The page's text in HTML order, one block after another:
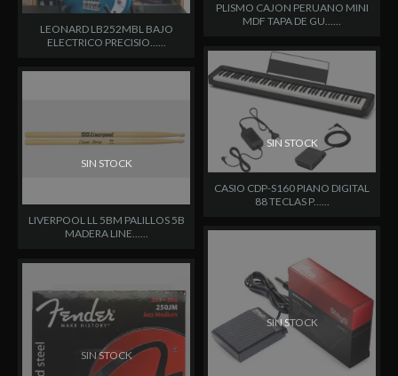
LEONARD LB252MBL BAJO
ELECTRICO PRECISIO......
PLISMO CAJON PERUANO MINI
MDF TAPA DE GU......
SIN STOCK
LIVERPOOL LL 5BM PALILLOS 5B
MADERA LINE......
SIN STOCK
CASIO CDP-S160 PIANO DIGITAL
88 TECLAS P......
SIN STOCK
SIN STOCK